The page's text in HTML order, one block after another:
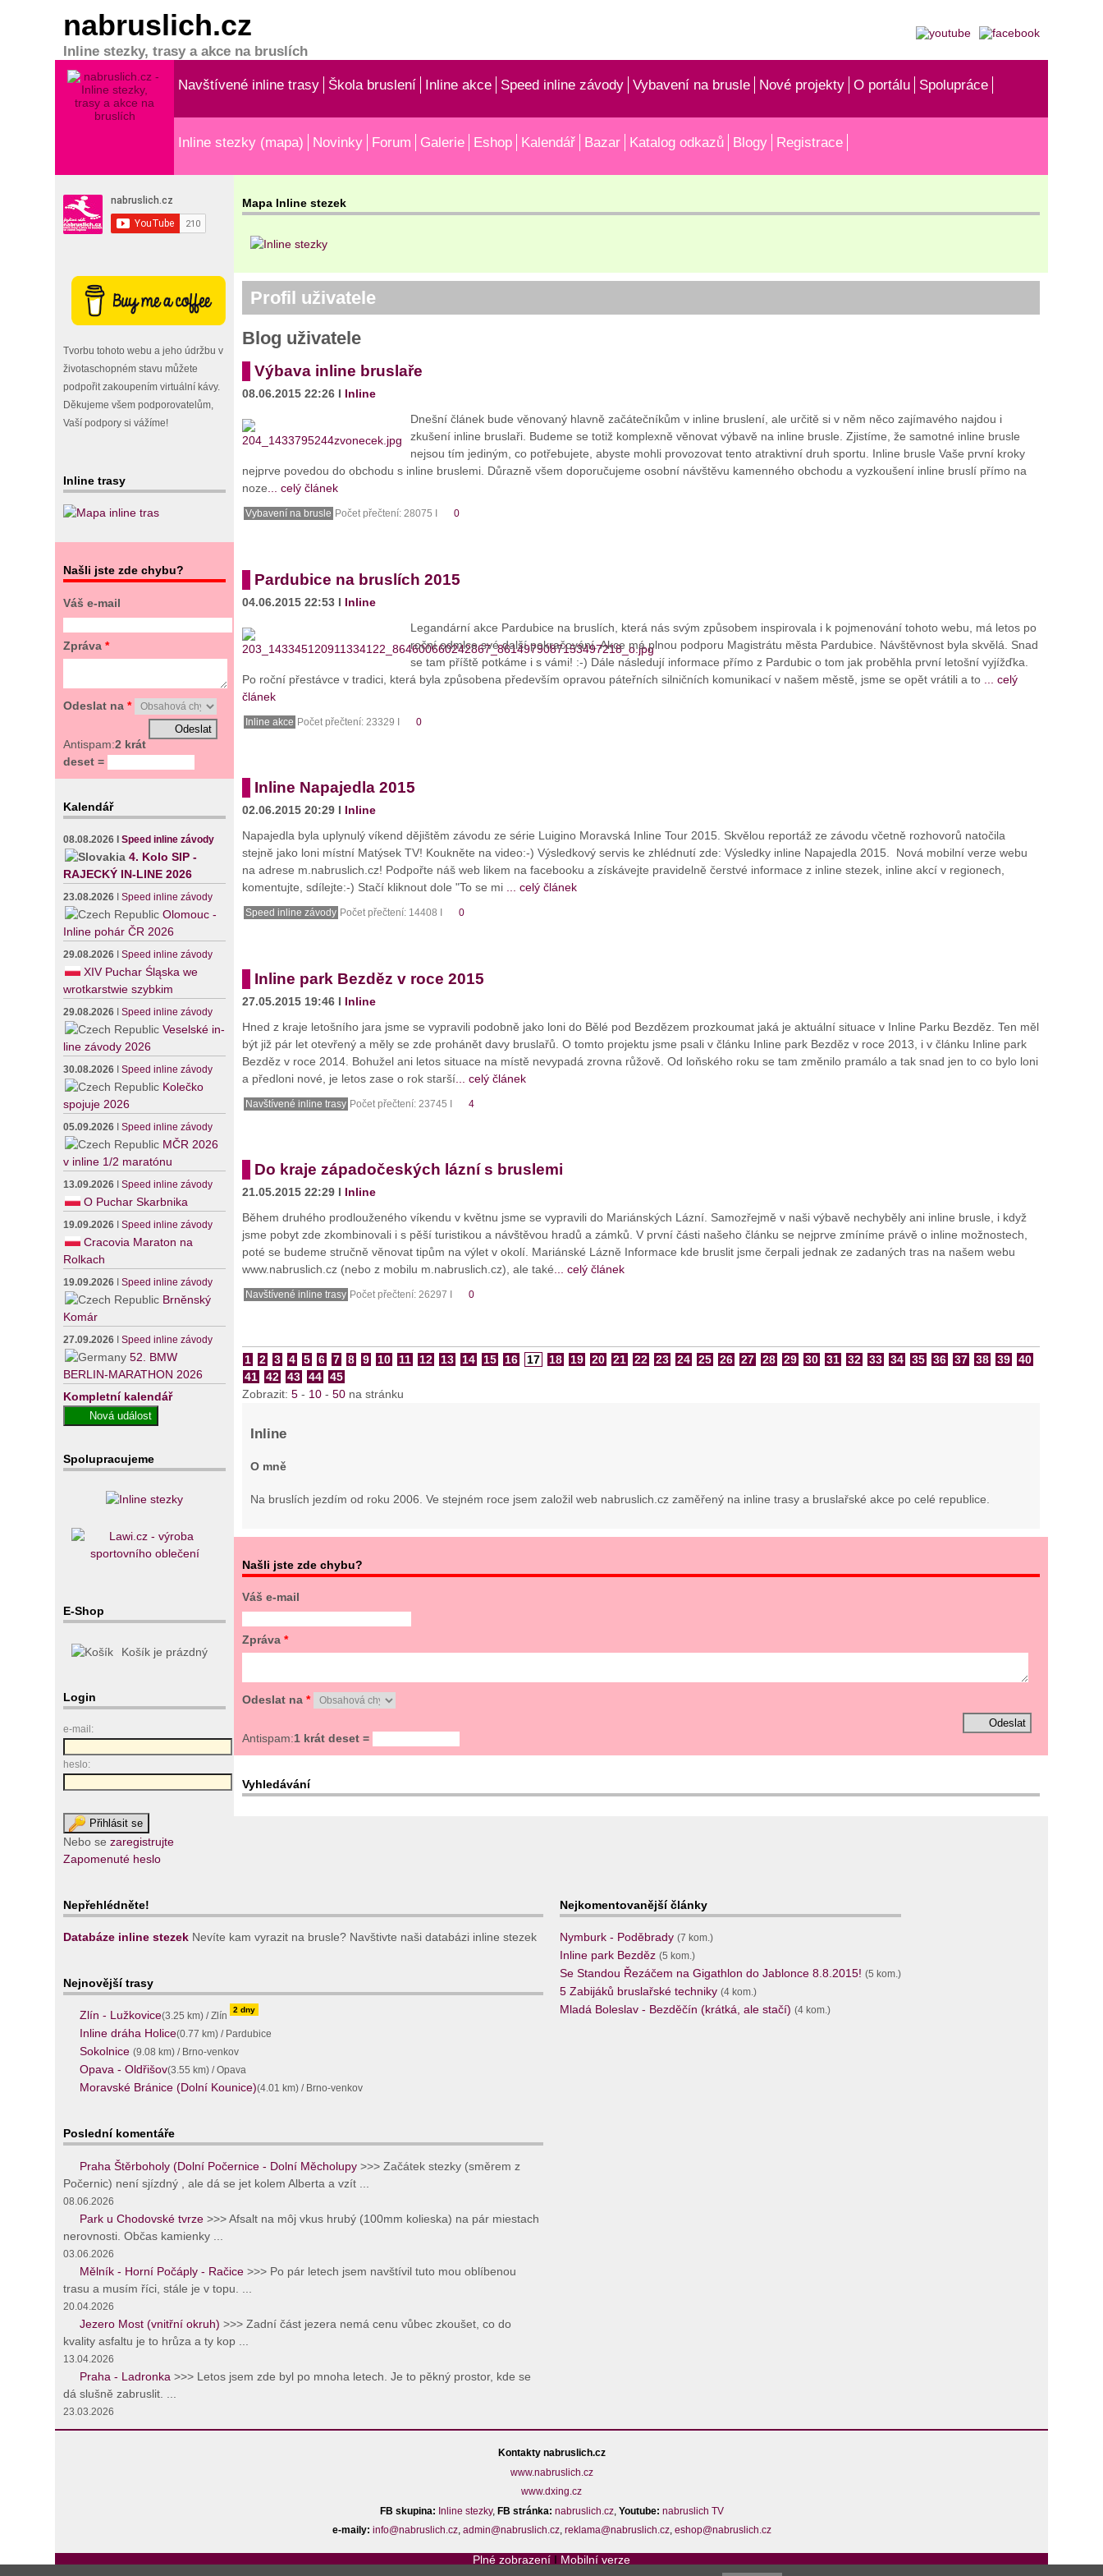
nabruslich.cz
Inline stezky, trasy a akce na bruslích
Navštívené inline trasy Škola bruslení Inline akce Speed inline závody Vybavení na brusle Nové projekty O portálu Spolupráce
Inline stezky (mapa) Novinky Forum Galerie Eshop Kalendář Bazar Katalog odkazů Blogy Registrace
Tvorbu tohoto webu a jeho údržbu v
životaschopném stavu můžete
podpořit zakoupením virtuální kávy.
Děkujeme všem podporovatelům,
Vaší podpory si vážíme!
Inline trasy
Našli jste zde chybu?
Váš e-mail
Zpráva*
Odeslat na*
Antispam:2 krát
deset =
Kalendář
08.08.2026 ISpeed inline závody
4. Kolo SIP -
RAJECKÝ IN-LINE 2026
23.08.2026 ISpeed inline závody
Olomouc -
Inline pohár ČR 2026
29.08.2026 ISpeed inline závody
XIV Puchar Śląska we
wrotkarstwie szybkim
29.08.2026 ISpeed inline závody
Veselské in-
line závody 2026
30.08.2026 ISpeed inline závody
Kolečko
spojuje 2026
05.09.2026 ISpeed inline závody
MČR 2026
v inline 1/2 maratónu
13.09.2026 ISpeed inline závody
O Puchar Skarbnika
19.09.2026 ISpeed inline závody
Cracovia Maraton na
Rolkach
19.09.2026 ISpeed inline závody
Brněnský
Komár
27.09.2026 ISpeed inline závody
52. BMW
BERLIN-MARATHON 2026
Kompletní kalendář
Spolupracujeme
E-Shop
Košík je prázdný
Login
e-mail:
heslo:
Nebo sezaregistrujte
Zapomenuté heslo
Mapa Inline stezek
Profil uživatele
Blog uživatele
Výbava inline bruslaře
08.06.2015 22:26 I Inline
Dnešní článek bude věnovaný hlavně začátečníkům v inline bruslení, ale určitě si v něm něco zajímavého najdou i
zkušení inline bruslaři. Budeme se totiž komplexně věnovat výbavě na inline brusle. Zjistíme, že samotné inline brusle
nejsou tím jediným, co potřebujete, abyste mohli provozovat tento atraktivní druh sportu. Inline brusle Vaše první kroky
nejprve povedou do obchodu s inline bruslemi. Důrazně všem doporučujeme osobní návštěvu kamenného obchodu a vyzkoušení inline bruslí přímo na
noze ... celý článek
Vybavení na brusle Počet přečtení: 28075 I 0
Pardubice na bruslích 2015
04.06.2015 22:53 I Inline
Legandární akce Pardubice na bruslích, která nás svým způsobem inspirovala i k pojmenování tohoto webu, má letos po
roční odmlce své další pokračování. Akce má plnou podporu Magistrátu města Pardubice. Návštěvnost byla skvělá. Snad
se tam příště potkáme i s vámi! :-) Dále následují informace přímo z Pardubic o tom jak proběhla první letošní vyjížďka.
Po roční přestávce v tradici, která byla způsobena především opravou páteřních silničních komunikací v našem městě, jsme se opět vrátili a to
... celý
článek
Inline akce Počet přečtení: 23329 I 0
Inline Napajedla 2015
02.06.2015 20:29 I Inline
Napajedla byla uplynulý víkend dějištěm závodu ze série Luigino Moravská Inline Tour 2015. Skvělou reportáž ze závodu včetně rozhovorů natočila
stejně jako loni místní Matýsek TV! Koukněte na video:-) Výsledkový servis ke zhlédnutí zde: Výsledky inline Napajedla 2015. Nová mobilní verze webu
na adrese m.nabruslich.cz! Podpořte náš web likem na facebooku a získávejte pravidelně čerstvé informace z inline stezek, inline akcí v regionech,
komentujte, sdílejte:-) Stačí kliknout dole "To se mi
... celý článek
Speed inline závody Počet přečtení: 14408 I 0
Inline park Bezděz v roce 2015
27.05.2015 19:46 I Inline
Hned z kraje letošního jara jsme se vypravili podobně jako loni do Bělé pod Bezdězem prozkoumat jaká je aktuální situace v Inline Parku Bezděz. Ten měl
být již pár let otevřený a měly se zde prohánět davy bruslařů. O tomto projektu jsme psali v článku Inline park Bezděz v roce 2013, i v článku Inline park
Bezděz v roce 2014. Bohužel ani letos situace na místě nevypadá zrovna růžově. Od loňského roku se tam změnilo pramálo a tak snad jen to co bylo loni
a předloni nové, je letos zase o rok starší... celý článek
Navštívené inline trasy Počet přečtení: 23745 I 4
Do kraje západočeských lázní s bruslemi
21.05.2015 22:29 I Inline
Během druhého prodlouženého víkendu v květnu jsme se vypravili do Mariánských Lázní. Samozřejmě v naši výbavě nechyběly ani inline brusle, i když
jsme pobyt zde zkombinovali i s pěší turistikou a návštěvou hradů a zámků. V první části našeho článku se nejprve zmíníme právě o inline možnostech,
poté se budeme stručně věnovat tipům na výlet v okolí. Mariánské Lázně Informace kde bruslit jsme čerpali jednak ze zadaných tras na našem webu
www.nabruslich.cz (nebo z mobilu m.nabruslich.cz), ale také ... celý článek
Navštívené inline trasy Počet přečtení: 26297 I 0
1 2 3 4 5 6 7 8 9 10 11 12 13 14 15 16 17 18 19 20 21 22 23 24 25 26 27 28 29 30 31 32 33 34 35 36 37 38 39
40
41
42 43 44
45
Zobrazit: 5- 10- 50na stránku
Inline
O mně
Na bruslích jezdím od roku 2006. Ve stejném roce jsem založil web nabruslich.cz zaměřený na inline trasy a bruslařské akce po celé republice.
Našli jste zde chybu?
Váš e-mail
Zpráva *
Odeslat na *
Antispam:1 krát deset =
Vyhledávání
Nepřehlédněte!
Databáze inline stezek Nevíte kam vyrazit na brusle? Navštivte naši databázi inline stezek
Nejnovější trasy
Zlín - Lužkovice(3.25 km) / Zlín
2 dny
Inline dráha Holice(0.77 km) / Pardubice
Sokolnice(9.08 km) / Brno-venkov
Opava - Oldřišov(3.55 km) / Opava
Moravské Bránice (Dolní Kounice)(4.01 km) / Brno-venkov
Poslední komentáře
Praha Štěrboholy (Dolní Počernice - Dolní Měcholupy >>> Začátek stezky (směrem z
Počernic) není sjízdný , ale dá se jet kolem Alberta a vzít ...
08.06.2026
Park u Chodovské tvrze >>> Afsalt na môj vkus hrubý (100mm kolieska) na pár miestach
nerovnosti. Občas kamienky ...
03.06.2026
Mělník - Horní Počáply - Račice >>> Po pár letech jsem navštívil tuto mou oblíbenou
trasu a musím říci, stále je v topu. ...
20.04.2026
Jezero Most (vnitřní okruh) >>> Zadní část jezera nemá cenu vůbec zkoušet, co do
kvality asfaltu je to hrůza a ty kop ...
13.04.2026
Praha - Ladronka >>> Letos jsem zde byl po mnoha letech. Je to pěkný prostor, kde se
dá slušně zabruslit. ...
23.03.2026
Nejkomentovanější články
Nymburk - Poděbrady (7 kom.)
Inline park Bezděz (5 kom.)
Se Standou Řezáčem na Gigathlon do Jablonce 8.8.2015! (5 kom.)
5 Zabijáků bruslařské techniky (4 kom.)
Mladá Boleslav - Bezděčín (krátká, ale stačí) (4 kom.)
Kontakty nabruslich.cz
www.nabruslich.cz
www.dxing.cz
FB skupina: Inline stezky, FB stránka: nabruslich.cz, Youtube: nabruslich TV
e-maily: info@nabruslich.cz, admin@nabruslich.cz, reklama@nabruslich.cz, eshop@nabruslich.cz
Plné zobrazení I Mobilní verze